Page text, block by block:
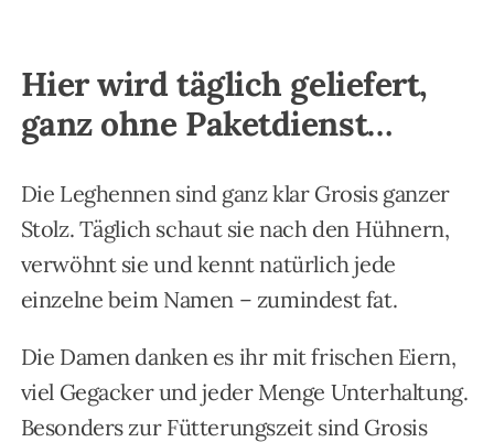
Hier wird täglich geliefert,
ganz ohne Paketdienst…
Die Leghennen sind ganz klar Grosis ganzer
Stolz. Täglich schaut sie nach den Hühnern,
verwöhnt sie und kennt natürlich jede
einzelne beim Namen – zumindest fat.
Die Damen danken es ihr mit frischen Eiern,
viel Gegacker und jeder Menge Unterhaltung.
Besonders zur Fütterungszeit sind Grosis